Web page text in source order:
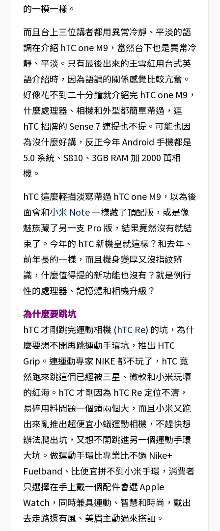
的一模一樣。
而且台上三位講者都用異常冷靜、平淡的語
調在介紹 hTC one M9，當然台下也是異常冷
靜、平淡。只有最後出來的王雪紅用台式英
語介紹時，因為語調的關係感覺比較亢奮。
好像花不到二十分鐘就介紹完 hTC one M9，
什麼處理器、相機和外型都簡單帶過，連
hTC 招牌的 Sense 7 連提也不提。可能也因
為沒什麼好講，反正今年 Android 手機都是
5.0 系統、S810、3GB RAM 加 2000 萬相
機。
hTC 這麼輕描淡寫帶過 hTC one M9，以為後
面會和小米 Note一樣藏了頂配版，或是像
魅族藏了另一支 Pro 版，結果竟然沒有就結
束了。今年的 hTC 新機皇就這樣？和去年、
前年長的一樣，而且機身變厚又沒指紋辨
識，什麼值得提的新功能也沒有？就是例行
性的處理器、記憶體和相機升級？
為什麼要跳坑
hTC 才剛跳完運動相機 (hTC Re) 的坑，為什
麼要想不開再跳運動手環坑，推出 HTC
Grip。連運動專家 NIKE 都不玩了，hTC 竟
然跑來跳這個已經被三星、微軟和小米玩壞
的紅海。hTC 才剛因為 hTC Re 定位不清，
易碎用料問題一個頭兩個大，而且小米又跑
出來亂推出超便宜小蟻運動相機，不趕快想
辦法爬出坑，又想不開跳進另一個運動手環
大坑。做運動手環比專業比不過 Nike+
Fuelband、比便宜拼不到小米手環，消費者
只選擇在手上戴一個配件會選 Apple
Watch，同時兼具運動、智慧和時尚，戴出
去走路還有風、美眉主動過來搭訕。